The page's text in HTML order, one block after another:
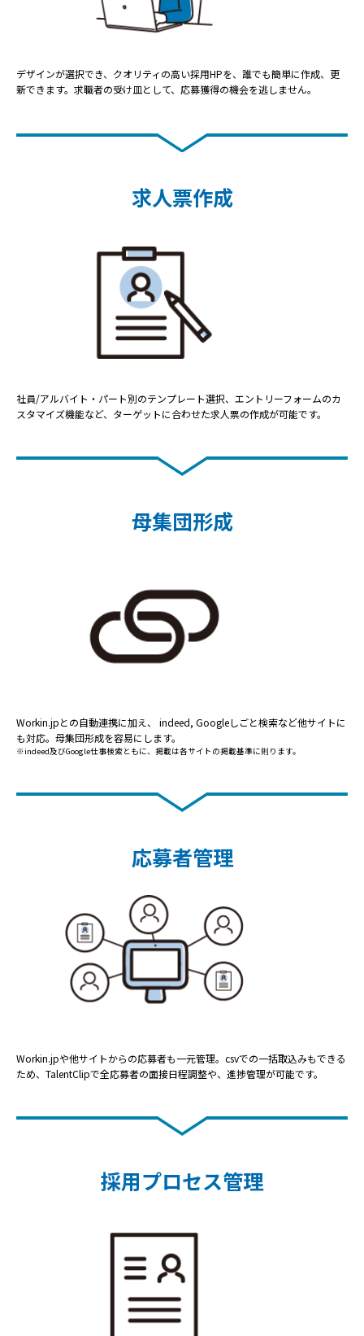
デザインが選択でき、クオリティの高い採用HPを、誰でも簡単に作成、更
新できます。求職者の受け皿として、応募獲得の機会を逃しません。
求人票作成
社員/アルバイト・パート別のテンプレート選択、エントリーフォームのカ
スタマイズ機能など、ターゲットに合わせた求人票の作成が可能です。
母集団形成
Workin.jpとの自動連携に加え、 indeed, Googleしごと検索など他サイトに
も対応。母集団形成を容易にします。
※indeed及びGoogle仕事検索ともに、掲載は各サイトの掲載基準に則ります。
応募者管理
Workin.jpや他サイトからの応募者も一元管理。csvでの一括取込みもできる
ため、TalentClipで全応募者の面接日程調整や、進捗管理が可能です。
採用プロセス管理